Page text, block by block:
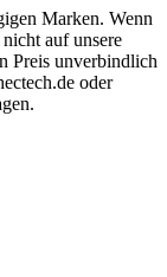
Marken. Wenn
auf unsere
Preis unverbindlich
oder